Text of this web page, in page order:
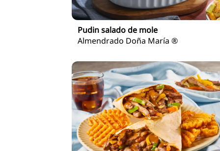
Pudin salado de mole
Almendrado Doña María ®